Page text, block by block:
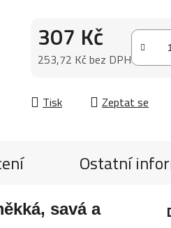
307 Kč
253,72 Kč bez DPH
Tisk Zeptat se
Ostatní
savá a